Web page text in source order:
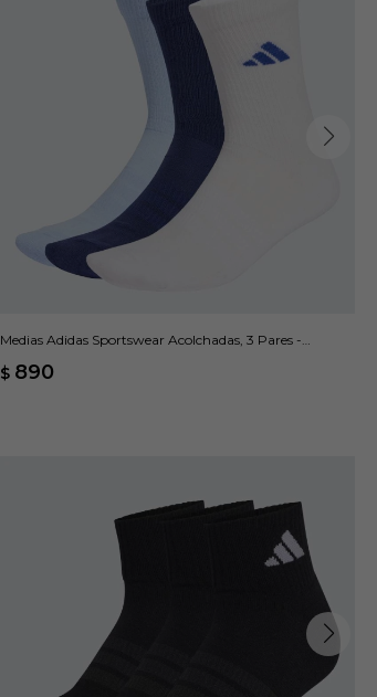
Medias Adidas Sportswear Acolchadas, 3 Pares -
$ 890